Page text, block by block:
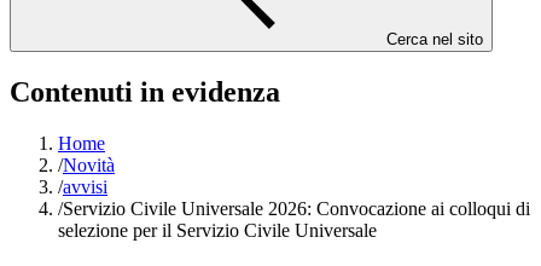
Cerca nel sito
Contenuti in evidenza
Home
/Novità
/avvisi
/Servizio Civile Universale 2026: Convocazione ai colloqui di
selezione per il Servizio Civile Universale